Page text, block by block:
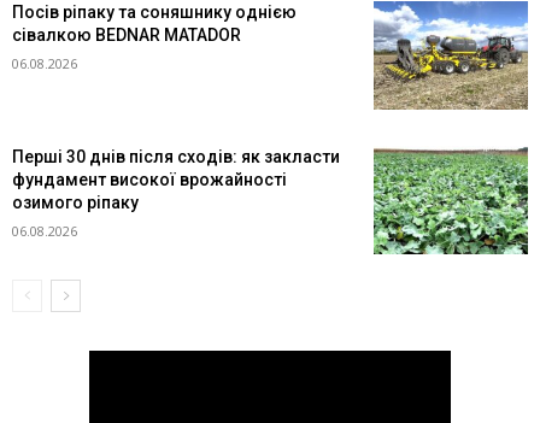
Посів ріпаку та соняшнику однією
сівалкою BEDNAR MATADOR
06.08.2026
Перші 30 днів після сходів: як закласти
фундамент високої врожайності
озимого ріпаку
06.08.2026